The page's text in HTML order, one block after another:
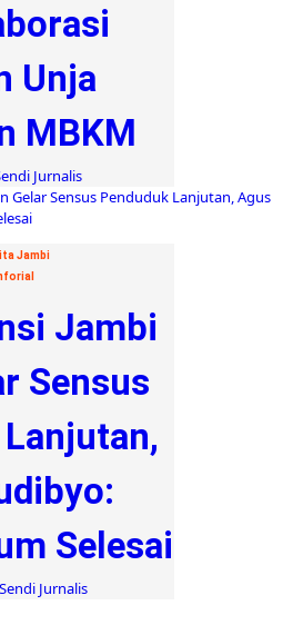
Unja
MBKM
Jurnalis
Jambi
Jambi
Sensus
Selesai
Sendi Jurnalis